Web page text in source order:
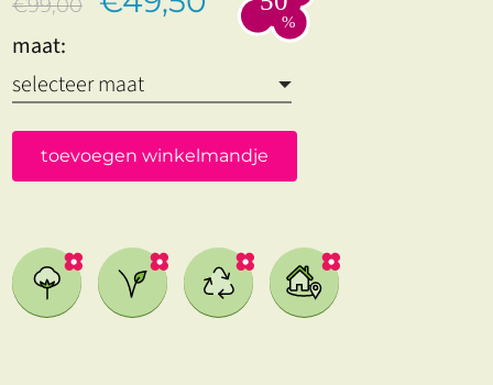
€99,00
maat:
toevoegen winkelmandje